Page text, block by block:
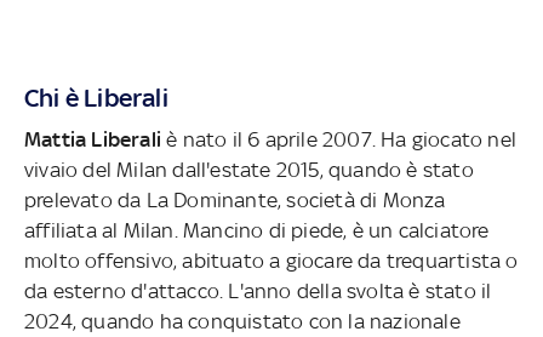
Chi è Liberali
Mattia Liberali è nato il 6 aprile 2007. Ha giocato nel
vivaio del Milan dall'estate 2015, quando è stato
prelevato da La Dominante, società di Monza
affiliata al Milan. Mancino di piede, è un calciatore
molto offensivo, abituato a giocare da trequartista o
da esterno d'attacco. L'anno della svolta è stato il
2024, quando ha conquistato con la nazionale